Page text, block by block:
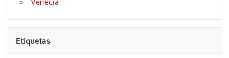
Venecia
Etiquetas